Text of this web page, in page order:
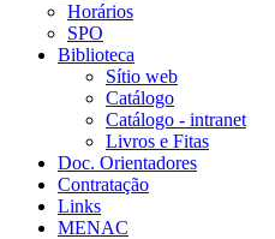
Horários
SPO
Biblioteca
Sítio web
Catálogo
Catálogo - intranet
Livros e Fitas
Doc. Orientadores
Contratação
Links
MENAC